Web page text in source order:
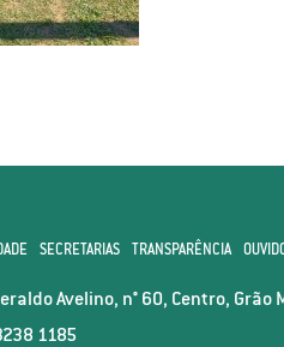
SECRETARIAS TRANSPARÊNCIA
Avelino, n° 60, Centro, Grão
1185